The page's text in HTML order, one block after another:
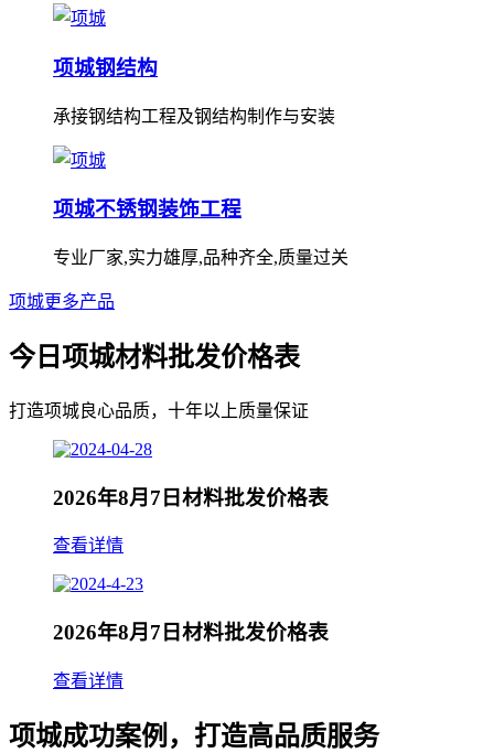
项城钢结构
承接钢结构工程及钢结构制作与安装
项城不锈钢装饰工程
专业厂家,实力雄厚,品种齐全,质量过关
项城更多产品
今日项城材料批发价格表
打造项城良心品质，十年以上质量保证
2026年8月7日材料批发价格表
查看详情
2026年8月7日材料批发价格表
查看详情
项城成功案例，打造高品质服务